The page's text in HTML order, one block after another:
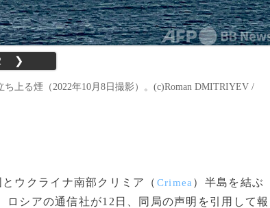
❯
上る煙（2022年10月8日撮影）。(c)Roman DMITRIYEV /
とウクライナ南部クリミア（ Crimea ）半島を結ぶ
シアの通信社が12日、同局の声明を引用して報